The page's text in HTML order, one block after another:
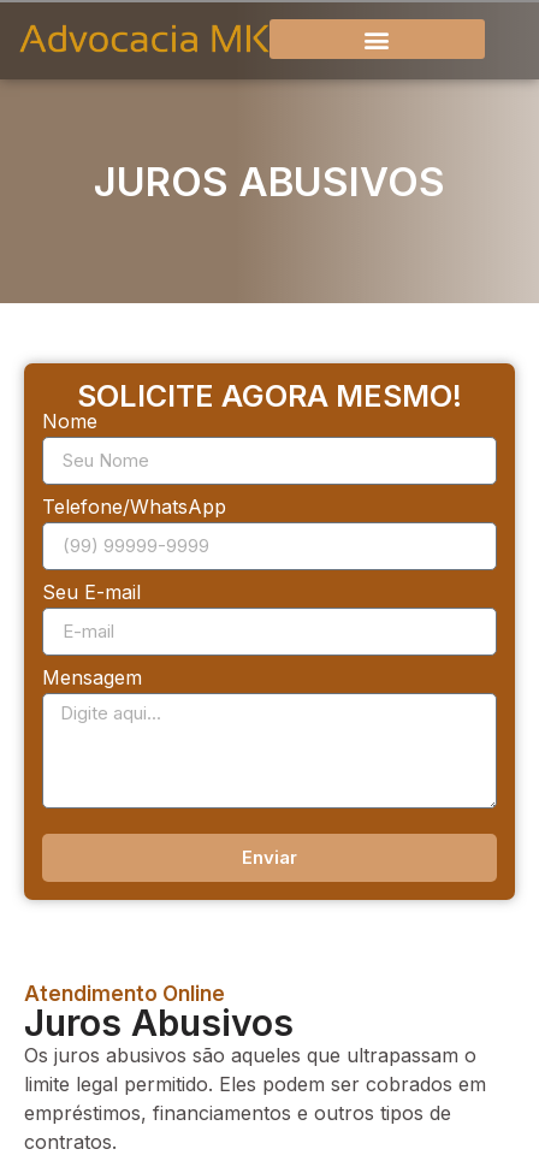
JUROS ABUSIVOS
SOLICITE AGORA MESMO!
Nome
Telefone/WhatsApp
Seu E-mail
Mensagem
Enviar
Atendimento Online
Juros Abusivos
Os juros abusivos são aqueles que ultrapassam o
limite legal permitido. Eles podem ser cobrados em
empréstimos, financiamentos e outros tipos de
contratos.